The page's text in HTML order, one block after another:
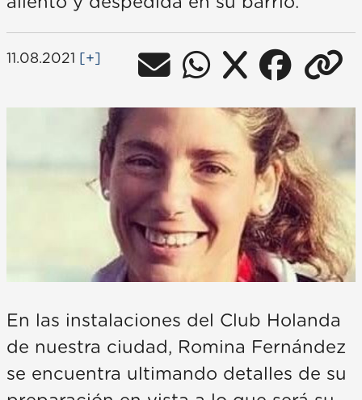
11.08.2021 [+]
En las instalaciones del Club Holanda
de nuestra ciudad, Romina Fernández
se encuentra ultimando detalles de su